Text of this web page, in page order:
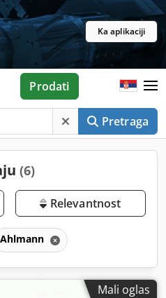
Ka aplikaciji
Pretraga
Prodati
(6)
Relevantnost
Ahlmann
Mali oglas